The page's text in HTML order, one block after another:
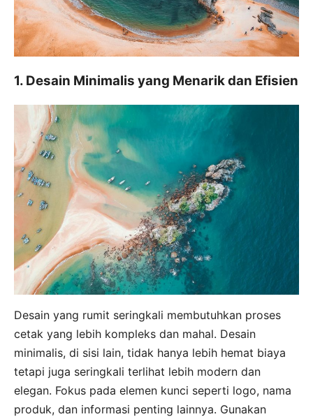
1. Desain Minimalis yang Menarik dan Efisien
Desain yang rumit seringkali membutuhkan proses
cetak yang lebih kompleks dan mahal. Desain
minimalis, di sisi lain, tidak hanya lebih hemat biaya
tetapi juga seringkali terlihat lebih modern dan
elegan. Fokus pada elemen kunci seperti logo, nama
produk, dan informasi penting lainnya. Gunakan